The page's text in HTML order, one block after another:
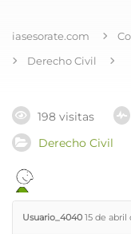
iasesorate.com
Derecho Civil
198 visitas
Derecho Civil
Usuario_4040 15 de abril